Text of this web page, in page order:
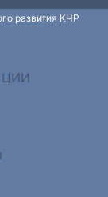
развития КЧР